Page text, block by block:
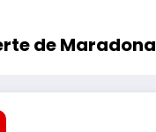
de Maradona